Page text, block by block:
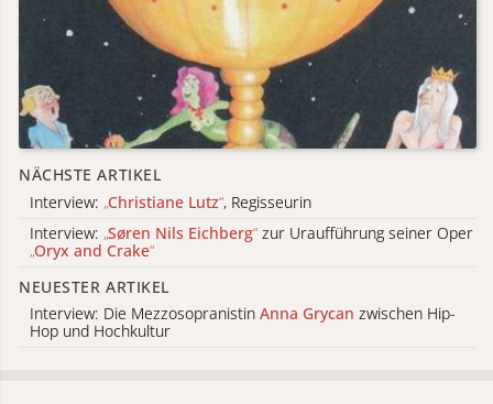
NÄCHSTE ARTIKEL
Interview: „Christiane Lutz“, Regisseurin
Interview: „Søren Nils Eichberg“ zur Uraufführung seiner Oper
„Oryx and Crake“
NEUESTER ARTIKEL
Interview: Die Mezzosopranistin Anna Grycan zwischen Hip-
Hop und Hochkultur